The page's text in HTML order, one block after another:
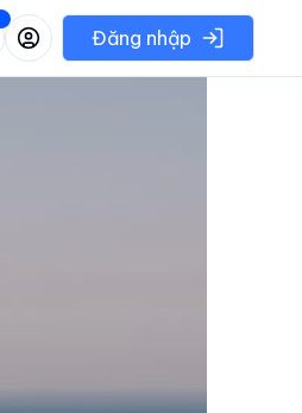
thể chọnĐăng nhập